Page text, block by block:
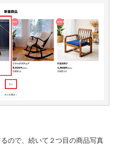
ので、続いて２つ目の商品写真